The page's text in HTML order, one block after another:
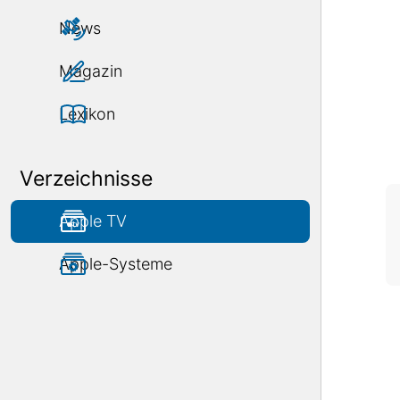
News
Magazin
Lexikon
Verzeichnisse
Apple TV
Apple-Systeme